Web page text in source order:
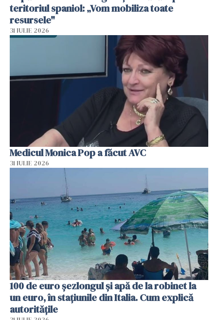
teritoriul spaniol: „Vom mobiliza toate
resursele"
31 IULIE 2026
Medicul Monica Pop a făcut AVC
31 IULIE 2026
100 de euro șezlongul și apă de la robinet la
un euro, în stațiunile din Italia. Cum explică
autoritățile